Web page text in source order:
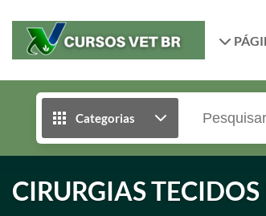
Categorias
CIRURGIAS